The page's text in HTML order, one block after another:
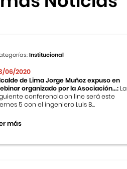
Institucional
06/2020
de Lima Jorge Muñoz expuso en
organizado por la Asociación...: La
conferencia on line será este
5 con el ingeniero Luis B...
más